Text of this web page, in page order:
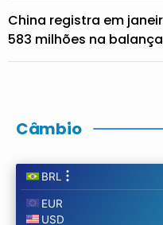
China registra em
583 milhões na
Câmbio